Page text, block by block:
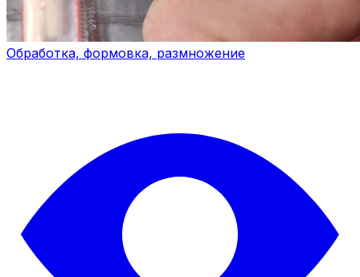
Обработка, формовка, размножение